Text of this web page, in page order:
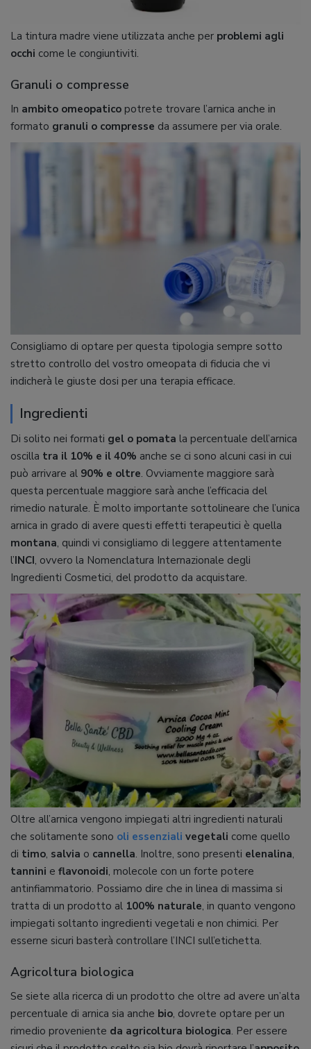
La tintura madre viene utilizzata anche per problemi agli
occhi come le congiuntiviti.
Granuli o compresse
In ambito omeopatico potrete trovare l’arnica anche in
formato granuli o compresse da assumere per via orale.
Consigliamo di optare per questa tipologia sempre sotto
stretto controllo del vostro omeopata di fiducia che vi
indicherà le giuste dosi per una terapia efficace.
Ingredienti
Di solito nei formati gel o pomata la percentuale dell’arnica
oscilla tra il 10% e il 40% anche se ci sono alcuni casi in cui
può arrivare al 90% e oltre. Ovviamente maggiore sarà
questa percentuale maggiore sarà anche l’efficacia del
rimedio naturale. È molto importante sottolineare che l’unica
arnica in grado di avere questi effetti terapeutici è quella
montana, quindi vi consigliamo di leggere attentamente
l’INCI, ovvero la Nomenclatura Internazionale degli
Ingredienti Cosmetici, del prodotto da acquistare.
Oltre all’arnica vengono impiegati altri ingredienti naturali
che solitamente sono oli essenziali vegetali come quello
di timo, salvia o cannella. Inoltre, sono presenti elenalina,
tannini e flavonoidi, molecole con un forte potere
antinfiammatorio. Possiamo dire che in linea di massima si
tratta di un prodotto al 100% naturale, in quanto vengono
impiegati soltanto ingredienti vegetali e non chimici. Per
esserne sicuri basterà controllare l’INCI sull’etichetta.
Agricoltura biologica
Se siete alla ricerca di un prodotto che oltre ad avere un’alta
percentuale di arnica sia anche bio, dovrete optare per un
rimedio proveniente da agricoltura biologica. Per essere